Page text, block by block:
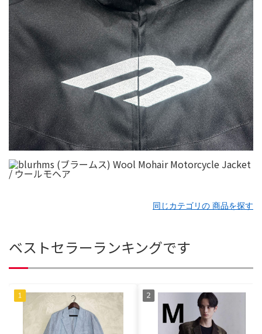
同じカテゴリの 商品を探す
ベストセラーランキングです